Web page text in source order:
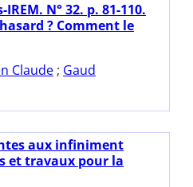
IREM. N° 32. p. 81-110.
? Comment le
Claude ; Gaud
aux infiniment
et travaux pour la